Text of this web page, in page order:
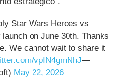
Star Wars Heroes vs
on June 30th. Thanks
We cannot wait to share it
vpIN4gmNhJ—
May 22, 2026